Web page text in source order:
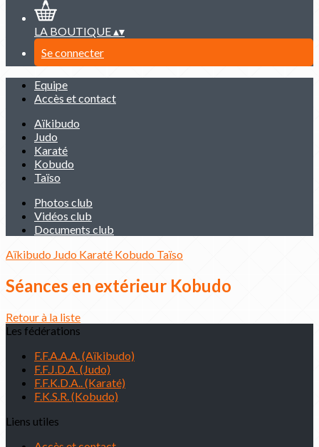
LA BOUTIQUE▴▾
Se connecter
Equipe
Accès et contact
Aïkibudo
Judo
Karaté
Kobudo
Taïso
Photos club
Vidéos club
Documents club
Aïkibudo Judo Karaté Kobudo Taïso
Séances en extérieur Kobudo
Retour à la liste
Les fédérations
F.F.A.A.A. (Aïkibudo)
F.F.J.D.A. (Judo)
F.F.K.D.A.. (Karaté)
F.K.S.R. (Kobudo)
Liens utiles